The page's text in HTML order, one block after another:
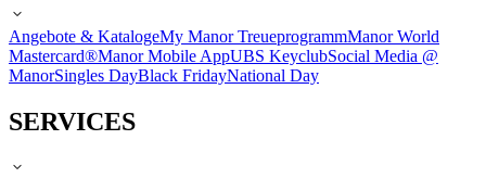
Angebote & KatalogeMy Manor TreueprogrammManor World
Mastercard®Manor Mobile AppUBS KeyclubSocial Media @
ManorSingles DayBlack FridayNational Day
SERVICES